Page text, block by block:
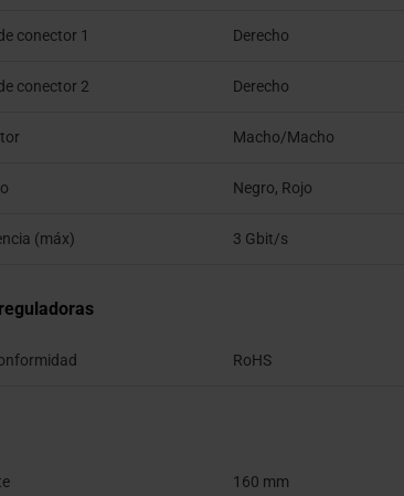
conector 1 Derecho
conector 2 Derecho
Macho/Macho
Negro, Rojo
(máx) 3 Gbit/s
RoHS
160 mm